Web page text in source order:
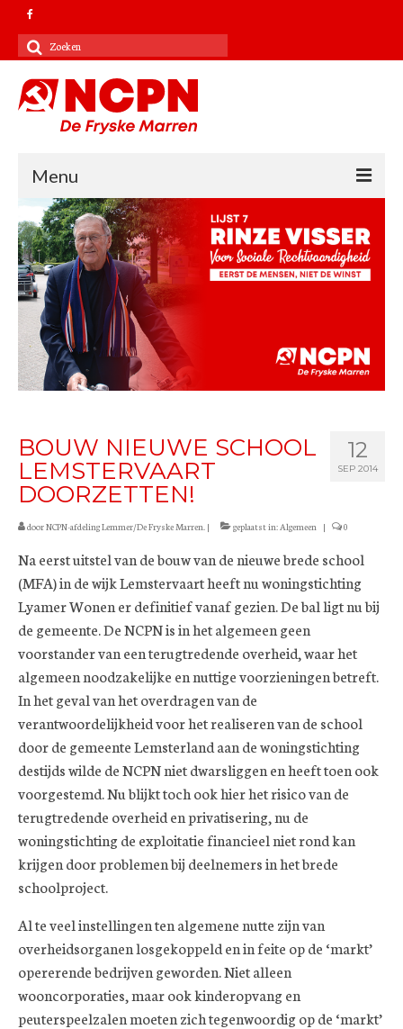
Zoeken
Menu
Contact
Kandidatenlijst 2022
Verkiezingsprogramma 2022
NCPN landelijk
12
SEP 2014
BOUW NIEUWE SCHOOL
LEMSTERVAART
DOORZETTEN!
doorNCPN-afdeling Lemmer/De Fryske Marren. | geplaatst in:Algemeen | 0
Na eerst uitstel van de bouw van de nieuwe brede school
(MFA) in de wijk Lemstervaart heeft nu woningstichting
Lyamer Wonen er definitief vanaf gezien. De bal ligt nu bij
de gemeente. De NCPN is in het algemeen geen
voorstander van een terugtredende overheid, waar het
algemeen noodzakelijke en nuttige voorzieningen betreft.
In het geval van het overdragen van de
verantwoordelijkheid voor het realiseren van de school
door de gemeente Lemsterland aan de woningstichting
destijds wilde de NCPN niet dwarsliggen en heeft toen ook
voorgestemd. Nu blijkt toch ook hier het risico van de
terugtredende overheid en privatisering, nu de
woningstichting de exploitatie financieel niet rond kan
krijgen door problemen bij deelnemers in het brede
schoolproject.
Al te veel instellingen ten algemene nutte zijn van
overheidsorganen losgekoppeld en in feite op de ‘markt’
opererende bedrijven geworden. Niet alleen
wooncorporaties, maar ook kinderopvang en
peuterspeelzalen moeten zich tegenwoordig op de ‘markt’